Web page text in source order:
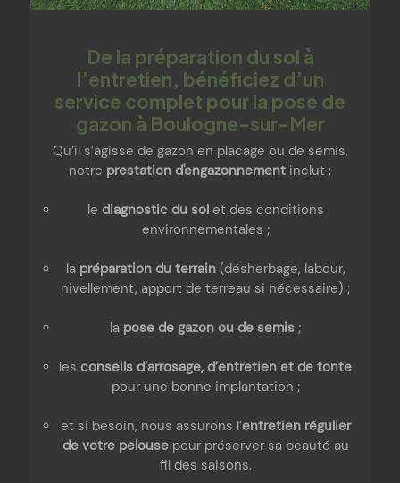
De la préparation du sol à
l’entretien, bénéficiez d’un
service complet pour la pose de
gazon à Boulogne-sur-Mer
Qu’il s’agisse de gazon en placage ou de semis,
notre prestation d'engazonnement inclut :
le diagnostic du sol et des conditions
environnementales ;
la préparation du terrain(désherbage, labour,
nivellement, apport de terreau si nécessaire) ;
la pose de gazon ou de semis ;
les conseils d’arrosage, d’entretien et de tonte
pour une bonne implantation ;
et si besoin, nous assurons l’entretien régulier
de votre pelousepour préserver sa beauté au
fil des saisons.